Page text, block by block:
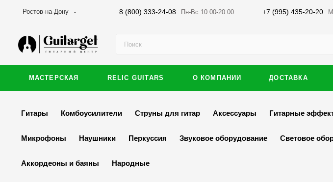
Ростов-на-Дону 8 (800) 333-24-08 Пн-Вс 10.00-20.00 +7 (995) 435-20-20
МАСТЕРСКАЯ RELIC GUITARS О КОМПАНИИ ДОСТАВКА
Гитары Комбоусилители Струны для гитар Аксессуары Гитарные
Микрофоны Наушники Перкуссия Звуковое оборудование Световое
Аккордеоны и баяны Народные